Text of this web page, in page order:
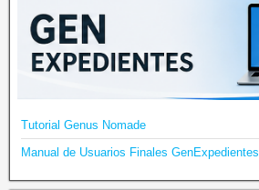
Tutorial Genus Nomade
Manual de Usuarios Finales GenExpedientes